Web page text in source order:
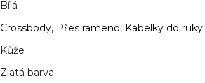
Bílá
Crossbody, Přes rameno, Kabelky do ruky
Kůže
Zlatá barva